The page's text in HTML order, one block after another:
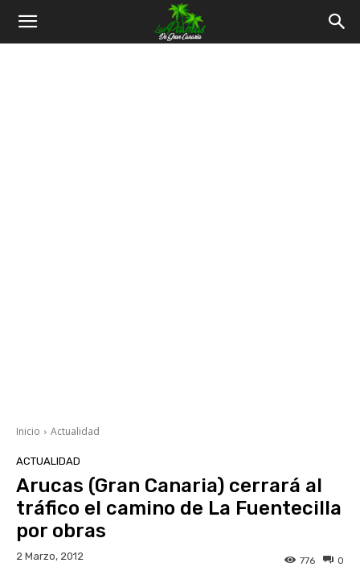
Inicio Actualidad
ACTUALIDAD
Arucas (Gran Canaria) cerrará al
tráfico el camino de La Fuentecilla
por obras
2 Marzo, 2012 0
776